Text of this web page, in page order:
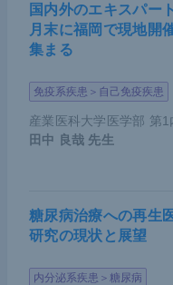
国内外のエキスパー
月末に福岡で現地
集まる
免疫系疾患＞自己免疫疾患
産業医科大学医学部 第
田中 良哉 先生
糖尿病治療への再
研究の現状と展望
内分泌系疾患＞糖尿病